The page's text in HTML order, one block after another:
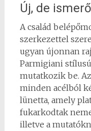
Új, de
A család
szerkezettel
ugyan újonnan
Parmigiani
mutatkozik be.
minden acélból
lünetta, amely
fukarkodtak
illetve a